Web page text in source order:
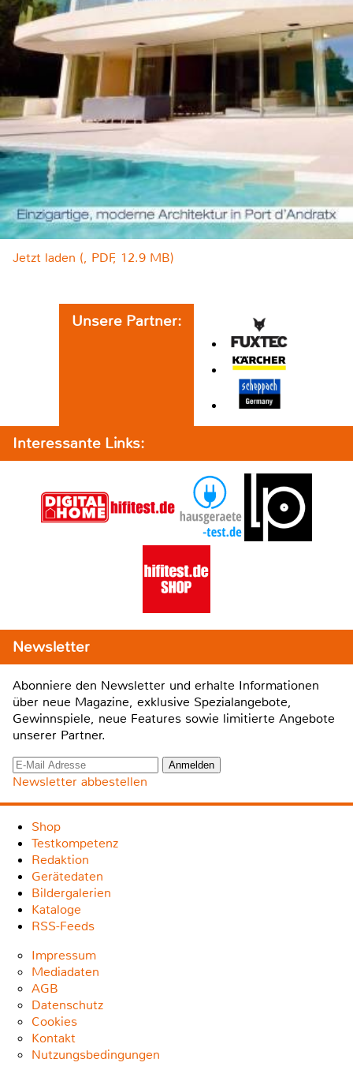
Jetzt laden (, PDF, 12.9 MB)
Unsere Partner:
Interessante Links:
Newsletter
Abonniere den Newsletter und erhalte Informationen
über neue Magazine, exklusive Spezialangebote,
Gewinnspiele, neue Features sowie limitierte Angebote
unserer Partner.
Newsletter abbestellen
Shop
Testkompetenz
Redaktion
Gerätedaten
Bildergalerien
Kataloge
RSS-Feeds
Impressum
Mediadaten
AGB
Datenschutz
Cookies
Kontakt
Nutzungsbedingungen